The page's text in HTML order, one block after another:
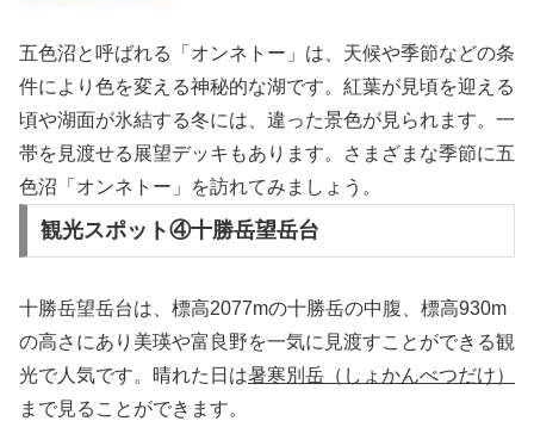
五色沼と呼ばれる「オンネトー」は、天候や季節などの条
件により色を変える神秘的な湖です。紅葉が見頃を迎える
頃や湖面が氷結する冬には、違った景色が見られます。一
帯を見渡せる展望デッキもあります。さまざまな季節に五
色沼「オンネトー」を訪れてみましょう。
観光スポット④十勝岳望岳台
十勝岳望岳台は、標高2077mの十勝岳の中腹、標高930m
の高さにあり美瑛や富良野を一気に見渡すことができる観
光で人気です。晴れた日は暑寒別岳（しょかんべつだけ）
まで見ることができます。